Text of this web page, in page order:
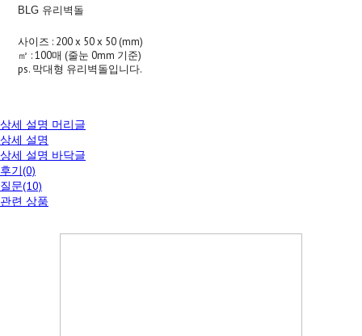
BLG 유리벽돌
사이즈 : 200 x 50 x 50 (mm)
㎡ : 100매 (줄눈 0mm 기준)
ps. 막대형 유리벽돌입니다.
상세 설명 머리글
상세 설명
상세 설명 바닥글
후기(0)
질문(10)
관련 상품